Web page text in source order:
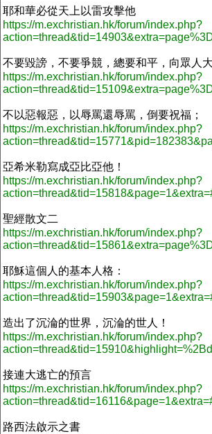
耶和華必從天上以雷攻擊他
https://m.exchristian.hk/forum/index.php?
不要毀謗，不要爭競，總要和平，向眾人大
https://m.exchristian.hk/forum/index.php?
不以惡報惡，以辱罵還辱罵，倒要祝福；
https://m.exchristian.hk/forum/index.php?
亞希米勒寫成亞比亞他！
https://m.exchristian.hk/forum/index.php?
聖經散文二
https://m.exchristian.hk/forum/index.php?
耶穌這個人的基本人格：
https://m.exchristian.hk/forum/index.php?
造出了沉淪的世界，沉淪的世人！
https://m.exchristian.hk/forum/index.php?
接連大逃亡的預言
https://m.exchristian.hk/forum/index.php?
路西法啟示之書